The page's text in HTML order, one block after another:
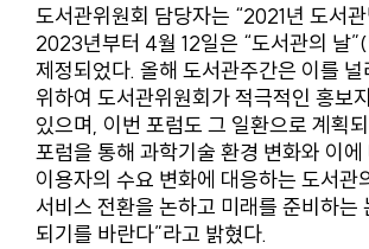
도서관위원회 담당자는 “2021년 도서
2023년부터 4월 12일은 “도서관의 날
제정되었다. 올해 도서관주간은 이를 널
위하여 도서관위원회가 적극적인 홍보
있으며, 이번 포럼도 그 일환으로 계획
포럼을 통해 과학기술 환경 변화와 이
이용자의 수요 변화에 대응하는 도서관
서비스 전환을 논하고 미래를 준비하는
되기를 바란다”라고 밝혔다.